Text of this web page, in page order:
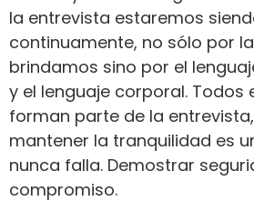
la entrevista estaremos
continuamente, no sólo por
brindamos sino por el
y el lenguaje corporal. Todos
forman parte de la
mantener la tranquilidad es
nunca falla. Demostrar
compromiso.